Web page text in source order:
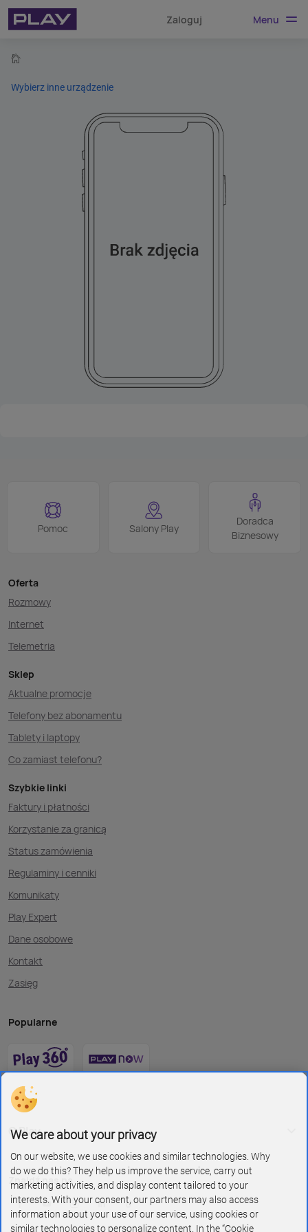
Zaloguj Menu
Wybierz inne urządzenie
Pomoc Salony Play
Doradca
Biznesowy
Oferta
Rozmowy
Internet
Telemetria
Sklep
Aktualne promocje
Telefony bez abonamentu
Tablety i laptopy
Co zamiast telefonu?
Szybkie linki
Faktury i płatności
Korzystanie za granicą
Status zamówienia
Regulaminy i cenniki
Komunikaty
Play Expert
Dane osobowe
Kontakt
Zasięg
Popularne
O Play
Znajdź nas na
We care about your privacy
On our website, we use cookies and similar technologies. Why
do we do this? They help us improve the service, carry out
marketing activities, and display content tailored to your
interests. With your consent, our partners may also access
information about your use of our service, using cookies or
similar technologies to personalize content. In the “Cookie